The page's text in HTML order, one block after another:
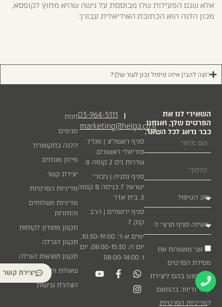
אלא שגם הפעילות שלו מבוססת על גישה שהיא מחוץ לקופסא,
מכון הלגה הוא הכתובת האידיאלית עבורך.
רוצה להבין איזה טיפול נכון לעור שלך?
03-964-5111 |
marketing@helga.co.il
סניף ראשל״צ | מגדל
עזריאלי ראשונים,
שדרות נים 2 קומה 8
סניף נתניה | גיבורי
ישראל 7 כניסה B קומה
3, בית אדר
סניף ירושלים | הרב
קוק 7
ימים א-ד: 10:30-19:00,
יום ה: 08:00-15:30, יום
ו: 08:00-14:00
חנות
סניפים
הלגה בתקשורת
מילון מונחים
יצירת קשר
מדיניות הפרטיות
מדיניות משלוחים
והחזרות
תקנון מועדון לקוחות
תקנון הגרלה
תקנון תוצאות הגרלה
שאלות ותשובות
הצהרת נגישות
השאירי לנו את
הפרטים שלך, ואנחנו
כבר נדאג לכל השאר.
אני מאשר/ת את
מסירת הפרטים
והשימוש בהם ליצירת
קשר ודיוור, בהתאם
למדיניות הפרטיות.
יצירת קשר